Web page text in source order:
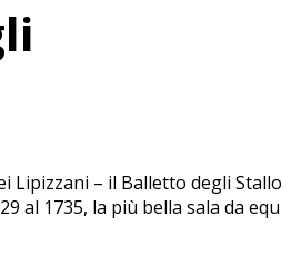
– il Balletto degli
al 1735, la più bella sala da